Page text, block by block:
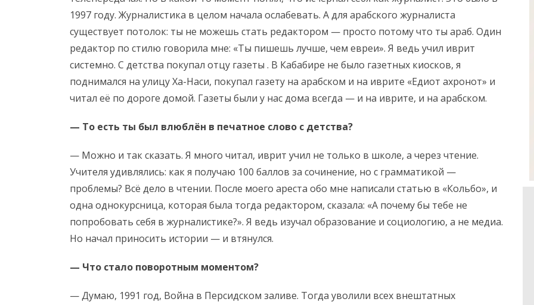
1997 году. Журналистика в целом начала ослабевать. А для арабского журналиста
существует потолок: ты не можешь стать редактором — просто потому что ты араб. Один
редактор по стилю говорила мне: «Ты пишешь лучше, чем евреи». Я ведь учил иврит
системно. С детства покупал отцу газеты . В Кабабире не было газетных киосков, я
поднимался на улицу Ха-Наси, покупал газету на арабском и на иврите «Едиот ахронот» и
читал её по дороге домой. Газеты были у нас дома всегда — и на иврите, и на арабском.
— То есть ты был влюблён в печатное слово с детства?
— Можно и так сказать. Я много читал, иврит учил не только в школе, а через чтение.
Учителя удивлялись: как я получаю 100 баллов за сочинение, но с грамматикой —
проблемы? Всё дело в чтении. После моего ареста обо мне написали статью в «Кольбо», и
одна однокурсница, которая была тогда редактором, сказала: «А почему бы тебе не
попробовать себя в журналистике?». Я ведь изучал образование и социологию, а не медиа.
Но начал приносить истории — и втянулся.
— Что стало поворотным моментом?
— Думаю, 1991 год, Война в Персидском заливе. Тогда уволили всех внештатных